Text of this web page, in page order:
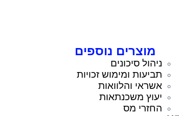
מוצרים נוספים
ניהול סיכונים
תביעות ומימוש זכויות
אשראי והלוואות
יעוץ משכנתאות
החזרי מס